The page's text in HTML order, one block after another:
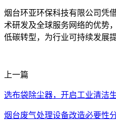
烟台环亚环保科技有限公司凭
术研发及全球服务网络的优势
低碳转型，为行业可持续发展
上一篇
选布袋除尘器，开启工业清洁
烟台废气处理设备改造必要性